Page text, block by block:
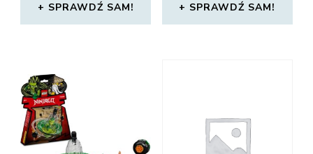
SPRAWDŹ SAM! SPRAWDŹ SAM!